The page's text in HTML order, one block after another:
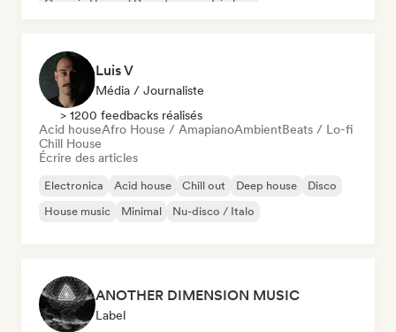
Organic House / Downtempo Trip hop
Luis V
Média / Journaliste
> 1200 feedbacks réalisés
Acid houseAfro House / AmapianoAmbientBeats / Lo-fi
Chill House
Écrire des articles
Electronica Acid house Chill out Deep house
Disco
House music
Minimal Nu-disco / Italo
ANOTHER DIMENSION MUSIC
Label